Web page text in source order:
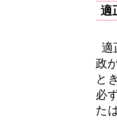
適
適
政
と
必
た